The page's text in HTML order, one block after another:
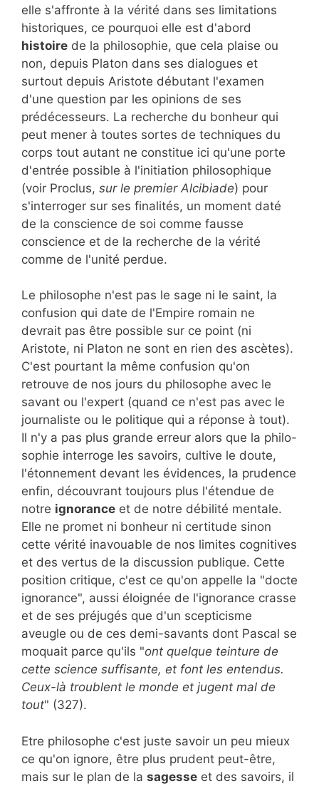
elle s'affronte à la vérité dans ses limitations
historiques, ce pourquoi elle est d'abord
histoire de la philosophie, que cela plaise ou
non, depuis Platon dans ses dialogues et
surtout depuis Aristote débutant l'examen
d'une question par les opinions de ses
prédécesseurs. La recherche du bonheur qui
peut mener à toutes sortes de techniques du
corps tout autant ne constitue ici qu'une porte
d'entrée possible à l'initiation philosophique
(voir Proclus, sur le premier Alcibiade) pour
s'interroger sur ses finalités, un moment daté
de la conscience de soi comme fausse
conscience et de la recherche de la vérité
comme de l'unité perdue.
Le philosophe n'est pas le sage ni le saint, la
confusion qui date de l'Empire romain ne
devrait pas être possible sur ce point (ni
Aristote, ni Platon ne sont en rien des ascètes).
C'est pourtant la même confusion qu'on
retrouve de nos jours du philosophe avec le
savant ou l'expert (quand ce n'est pas avec le
journaliste ou le politique qui a réponse à tout).
Il n'y a pas plus grande erreur alors que la philo-
sophie interroge les savoirs, cultive le doute,
l'étonnement devant les évidences, la prudence
enfin, découvrant toujours plus l'étendue de
notre ignorance et de notre débilité mentale.
Elle ne promet ni bonheur ni certitude sinon
cette vérité inavouable de nos limites cognitives
et des vertus de la discussion publique. Cette
position critique, c'est ce qu'on appelle la "docte
ignorance", aussi éloignée de l'ignorance crasse
et de ses préjugés que d'un scepticisme
aveugle ou de ces demi-savants dont Pascal se
moquait parce qu'ils "ont quelque teinture de
cette science suffisante, et font les entendus.
Ceux-là troublent le monde et jugent mal de
tout" (327).
Etre philosophe c'est juste savoir un peu mieux
ce qu'on ignore, être plus prudent peut-être,
mais sur le plan de la sagesse et des savoirs, il